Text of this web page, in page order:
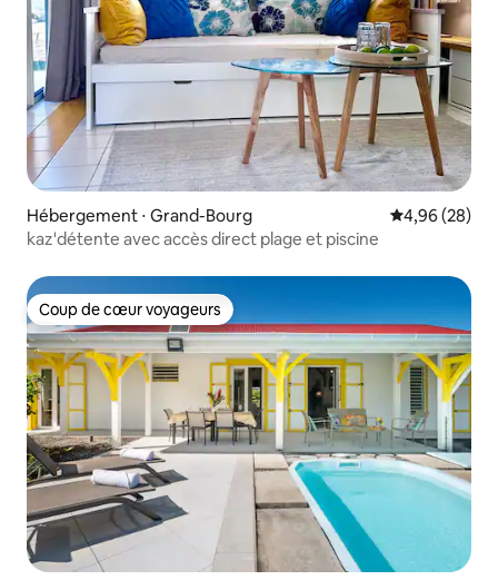
Hébergement ⋅ Grand-Bourg Évaluation
4,96 (28)
kaz'détente avec accès direct plage et piscine
Coup de cœur voyageurs
Coup de cœur voyageurs